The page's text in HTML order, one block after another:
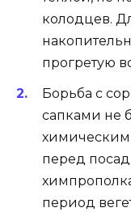
колодцев.
прогретую
Борьба с
сапками не
перед
период